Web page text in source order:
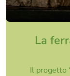
La
Il progetto